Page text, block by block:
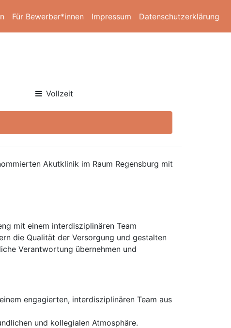
Für Bewerber*innen Impressum Datenschutzerklärung
Vollzeit
Akutklinik im Raum Regensburg mit
mit einem interdisziplinären Team
die Qualität der Versorgung und gestalten
Verantwortung übernehmen und
engagierten, interdisziplinären Team aus
und kollegialen Atmosphäre.